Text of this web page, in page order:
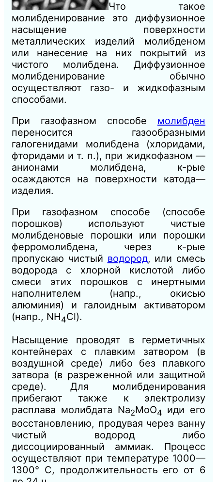
Что такое
молибденирование это диффузионное
насыщение поверхности
металлических изделий молибденом
или нанесение на них покрытий из
чистого молибдена. Диффузионное
молибденирование обычно
осуществляют газо- и жидкофазным
способами.
При газофазном способе молибден
переносится газообразными
галогенидами молибдена (хлоридами,
фторидами и т. п.), при жидкофазном —
анионами молибдена, к-рые
осаждаются на поверхности катода—
изделия.
При газофазном способе (способе
порошков) используют чистые
молибденовые порошки или порошки
ферромолибдена, через к-рые
пропускаю чистый водород, или смесь
водорода с хлорной кислотой либо
смеси этих порошков с инертными
наполнителем (напр., окисью
алюминия) и галоидным активатором
(напр., NH4Cl).
Насыщение проводят в герметичных
контейнерах с плавким затвором (в
воздушной среде) либо без плавкого
затвора (в разреженной или защитной
среде). Для молибденирования
прибегают также к электролизу
расплава молибдата Na2MoО4 иди его
восстановлению, продувая через ванну
чистый водород либо
диссоциированный аммиак. Процесс
осуществляют при температуре 1000—
1300° С, продолжительность его от 6